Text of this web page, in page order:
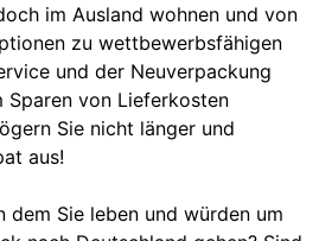
im Ausland wohnen und von
zu wettbewerbsfähigen
und der Neuverpackung
Sparen von Lieferkosten
Sie nicht länger und
aus!
dem Sie leben und würden um